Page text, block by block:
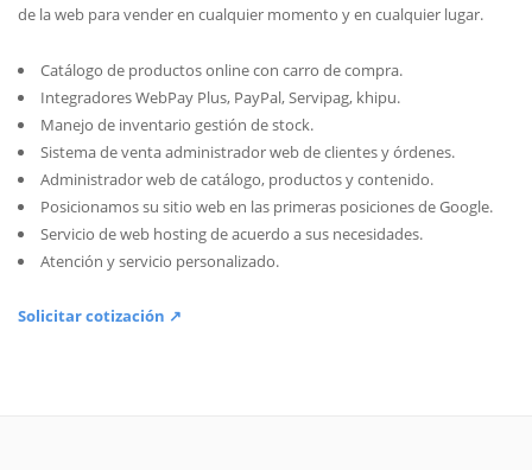
de la web para vender en cualquier momento y en cualquier lugar.
Catálogo de productos online con carro de compra.
Integradores WebPay Plus, PayPal, Servipag, khipu.
Manejo de inventario gestión de stock.
Sistema de venta administrador web de clientes y órdenes.
Administrador web de catálogo, productos y contenido.
Posicionamos su sitio web en las primeras posiciones de Google.
Servicio de web hosting de acuerdo a sus necesidades.
Atención y servicio personalizado.
Solicitar cotización ↗